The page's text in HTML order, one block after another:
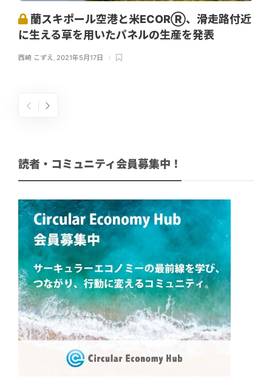
蘭スキポール空港と米ECORⓇ、滑走路付近
に生える草を用いたパネルの生産を発表
西崎 こずえ 2021年5月17日
読者・コミュニティ会員募集中！